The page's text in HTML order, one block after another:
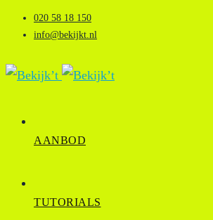
020 58 18 150
info@bekijkt.nl
AANBOD
TUTORIALS